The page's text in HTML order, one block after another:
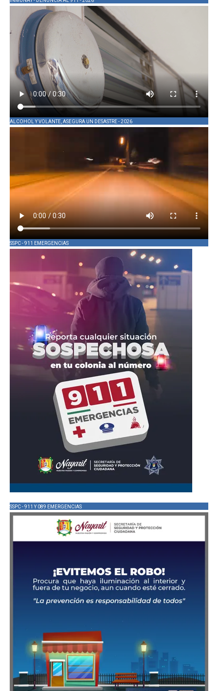
ALCOHOL Y VOLANTE, ASEGURA UN DESASTRE - 2026
SSPC - 911 EMERGENCIAS
SSPC - 911 Y 089 EMERGENCIAS